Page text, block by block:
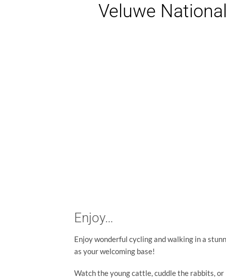
Veluwe
Enjoy…
Enjoy wonderful cycling and walking in a
as your welcoming base!
Watch the young cattle, cuddle the rabbits,